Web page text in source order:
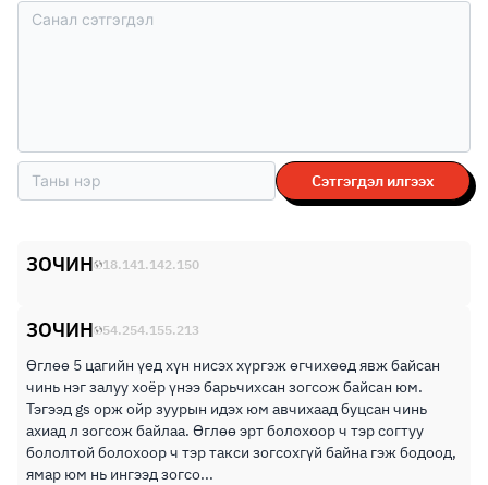
Сэтгэгдэл илгээх
ЗОЧИН 18.141.142.150
ЗОЧИН 54.254.155.213
Өглөө 5 цагийн үед хүн нисэх хүргэж өгчихөөд явж байсан
чинь нэг залуу хоёр үнээ барьчихсан зогсож байсан юм.
Тэгээд gs орж ойр зуурын идэх юм авчихаад буцсан чинь
ахиад л зогсож байлаа. Өглөө эрт болохоор ч тэр согтуу
бололтой болохоор ч тэр такси зогсохгүй байна гэж бодоод,
ямар юм нь ингээд зогсо...